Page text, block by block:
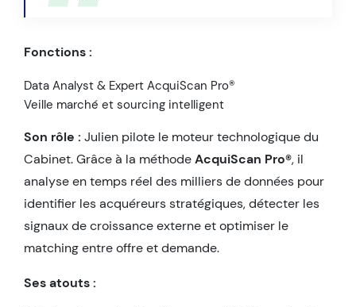
Fonctions :
Data Analyst & Expert AcquiScan Pro®
Veille marché et sourcing intelligent
Son rôle : Julien pilote le moteur technologique du
Cabinet. Grâce à la méthodeAcquiScan Pro®, il
analyse en temps réel des milliers de données pour
identifier les acquéreurs stratégiques, détecter les
signaux de croissance externe et optimiser le
matching entre offre et demande.
Ses atouts :